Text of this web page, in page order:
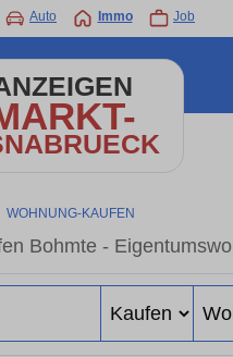
Auto Immo Job
WOHNUNG-KAUFEN
Bohmte -